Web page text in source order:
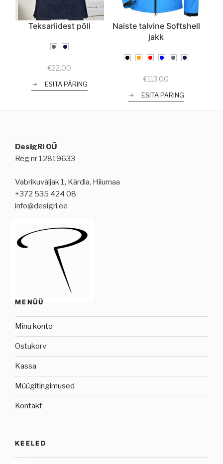
Teksariidest põll
€22,00
ESITA PÄRING
Naiste talvine Softshell
jakk
€113,00
ESITA PÄRING
DesigRi OÜ
Reg nr 12819633
Vabrikuväljak 1, Kärdla, Hiiumaa
+372 535 424 08
info@desigri.ee
MENÜÜ
Minu konto
Ostukorv
Kassa
Müügitingimused
Kontakt
KEELED